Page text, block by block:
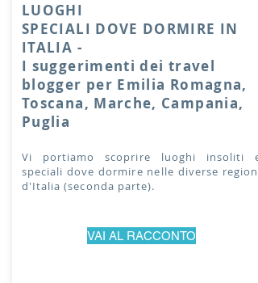
LUOGHI
SPECIALI DOVE DORMIRE IN
ITALIA -
I suggerimenti dei travel
blogger per Emilia Romagna,
Toscana, Marche, Campania,
Puglia
Vi portiamo scoprire luoghi insoliti e
speciali dove dormire nelle diverse regioni
d'Italia (seconda parte).
VAI AL RACCONTO